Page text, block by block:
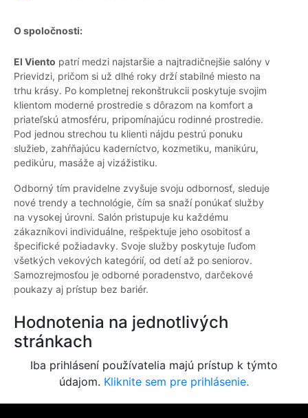
O spoločnosti:
El Viento patrí medzi najstaršie a najtradičnejšie salóny v
Prievidzi, pričom si už dlhé roky drží stabilné miesto na
trhu krásy. Po kompletnej rekonštrukcii poskytuje svojim
klientom moderné prostredie s dôrazom na komfort a
priateľskú atmosféru, pripomínajúcu rodinné prostredie.
Pod jednou strechou tu klienti nájdu pestrú ponuku
služieb, zahŕňajúcu kaderníctvo, kozmetiku, manikúru,
pedikúru, masáže aj vizážistiku.
Odborný tím pravidelne zvyšuje svoju odbornosť, sleduje
nové trendy a technológie, čím sa snaží ponúkať služby
na vysokej úrovni. Salón pristupuje ku každému
zákazníkovi individuálne, rešpektuje jeho osobitosť a
špecifické požiadavky. Svoje služby poskytuje ľuďom
všetkých vekových kategórií, od detí až po seniorov.
Samozrejmosťou je odborné poradenstvo, darčekové
poukazy aj prístup bez bariér.
Hodnotenia na jednotlivých
stránkach
Iba prihlásení používatelia majú prístup k týmto
údajom. Kliknite sem pre prihlásenie.